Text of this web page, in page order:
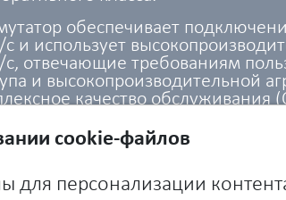
обеспечивает
с и использует
с, отвечающие требованиям
и высокопроизводительной
качество обслуживания
безопасности для
небольших и средних сетевых
питания и
на уровне устройства и канала
и перегреву.
cookie-файлов
для персонализации